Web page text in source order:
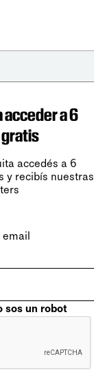
a 6
accedés a 6
y recibís nuestras
email
sos un robot